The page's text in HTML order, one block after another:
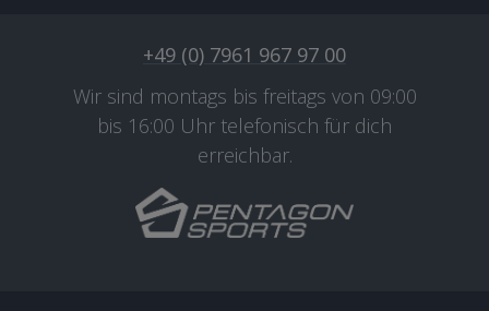
+49 (0) 7961 967 97 00
Wir sind montags bis freitags von 09:00
bis 16:00 Uhr telefonisch für dich
erreichbar.